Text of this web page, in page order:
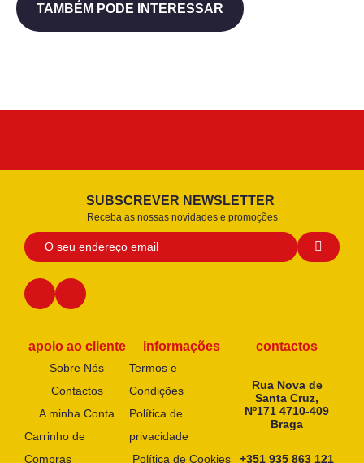
TAMBÉM PODE INTERESSAR
SUBSCREVER NEWSLETTER
Receba as nossas novidades e promoções
apoio ao cliente
Sobre Nós
Contactos
A minha Conta
Carrinho de
Compras
informações
Termos e
Condições
Política de
privacidade
Política de Cookies
contactos
Rua Nova de
Santa Cruz,
Nº171 4710-409
Braga
+351 935 863 121